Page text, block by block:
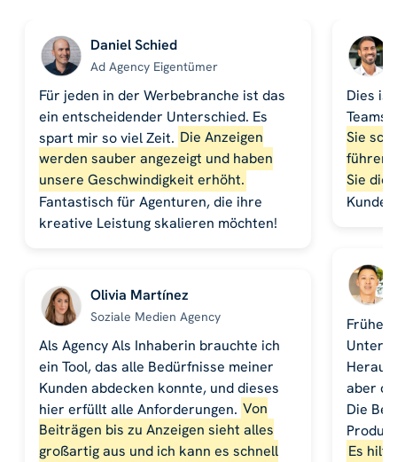
Daniel Schied
Ad Agency Eigentümer
Für jeden in der Werbebranche ist das
ein entscheidender Unterschied. Es
spart mir so viel Zeit. Die Anzeigen
werden sauber angezeigt und haben
unsere Geschwindigkeit erhöht.
Fantastisch für Agenturen, die ihre
kreative Leistung skalieren möchten!
Olivia Martínez
Soziale Medien Agency
Als Agency Als Inhaberin brauchte ich
ein Tool, das alle Bedürfnisse meiner
Kunden abdecken konnte, und dieses
hier erfüllt alle Anforderungen. Von
Beiträgen bis zu Anzeigen sieht alles
großartig aus und ich kann es schnell
Dies
Teams
Sie
führen
Sie die
Früher
aber
Die
Es hilft